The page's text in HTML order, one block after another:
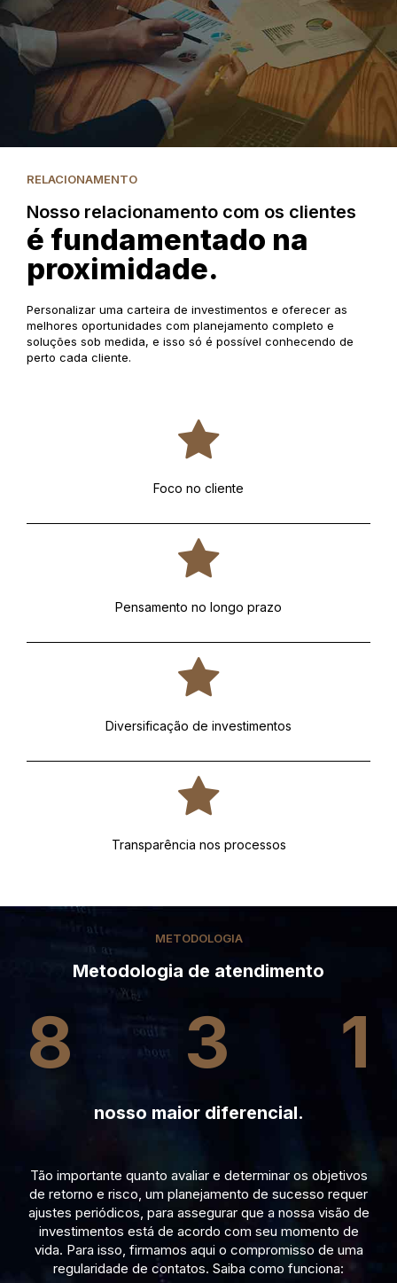
RELACIONAMENTO
Nosso relacionamento com os clientes
é fundamentado na
proximidade.
Personalizar uma carteira de investimentos e oferecer as
melhores oportunidades com planejamento completo e
soluções sob medida, e isso só é possível conhecendo de
perto cada cliente.
Foco no cliente
Pensamento no longo prazo
Diversificação de investimentos
Transparência nos processos
METODOLOGIA
Metodologia de atendimento
8 3 1
nosso maior diferencial.
Tão importante quanto avaliar e determinar os objetivos
de retorno e risco, um planejamento de sucesso requer
ajustes periódicos, para assegurar que a nossa visão de
investimentos está de acordo com seu momento de
vida. Para isso, firmamos aqui o compromisso de uma
regularidade de contatos. Saiba como funciona: